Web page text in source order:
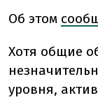
Об этом
Хотя общие
уровня,